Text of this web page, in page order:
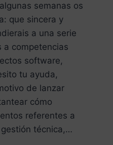
semanas os
que sincera y
a una serie
a competencias
software,
tu ayuda,
de lanzar
cómo
referentes a
técnica,…